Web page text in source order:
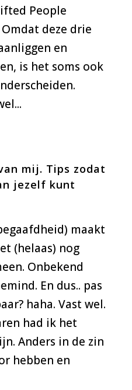
People
deze drie
en
is het soms ook
mij. Tips zodat
jezelf kunt
maakt
(helaas) nog
Onbekend
En dus.. pas
haha. Vast wel.
had ik het
Anders in de zin
hebben en